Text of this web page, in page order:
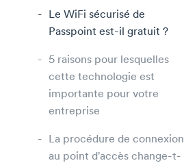
Le WiFi sécurisé de
Passpoint est-il gratuit ?
5 raisons pour lesquelles
cette technologie est
importante pour votre
entreprise
La procédure de connexion
au point d'accès change-t-